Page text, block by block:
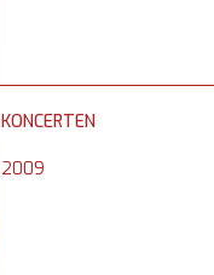
KONCERTEN
2009